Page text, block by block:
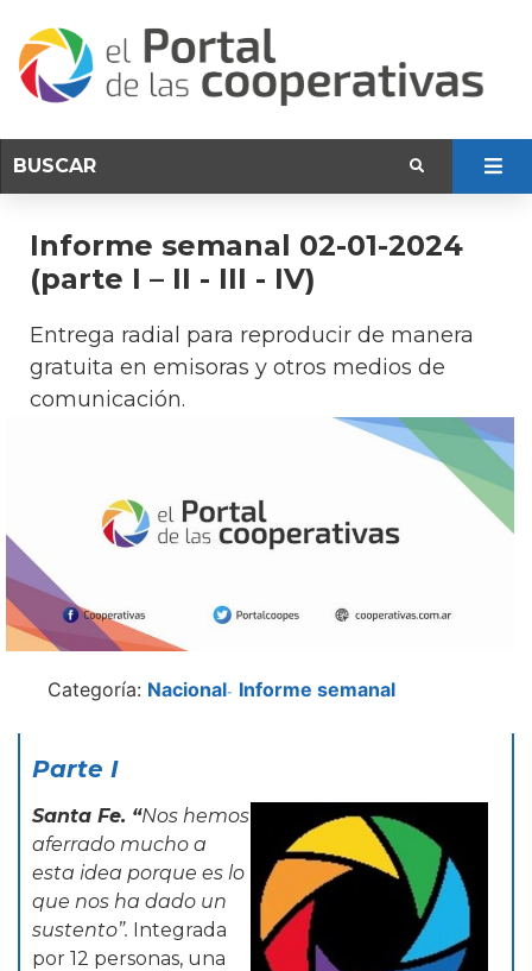
Informe semanal 02-01-2024
(parte I – II - III - IV)
Entrega radial para reproducir de manera
gratuita en emisoras y otros medios de
comunicación.
Categoría: Nacional- Informe semanal
Parte I
Santa Fe. “Nos hemos
aferrado mucho a
esta idea porque es lo
que nos ha dado un
sustento”. Integrada
por 12 personas, una